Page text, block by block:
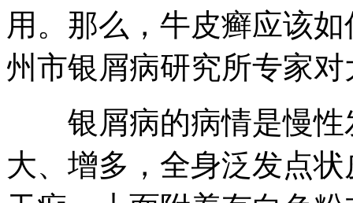
用。那么，牛皮癣应该
州市银屑病研究所专家
银屑病的病情是慢性
大、增多，全身泛发点